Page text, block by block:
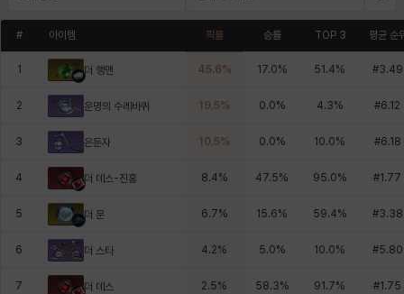
# 아이템 픽률 승률 TOP 3 평균 순
1 더 행맨 45.6% 17.0% 51.4% #3.49
2 운명의 수레바퀴 19.5% 0.0% 4.3% #6.12
3 은둔자 10.5% 0.0% 10.0% #6.18
4 더 데스-진홍 8.4% 47.5% 95.0% #1.77
5 더 문 6.7% 15.6% 59.4% #3.38
6 더 스타 4.2% 5.0% 10.0% #5.80
7 더 데스 2.5% 58.3% 91.7% #1.75